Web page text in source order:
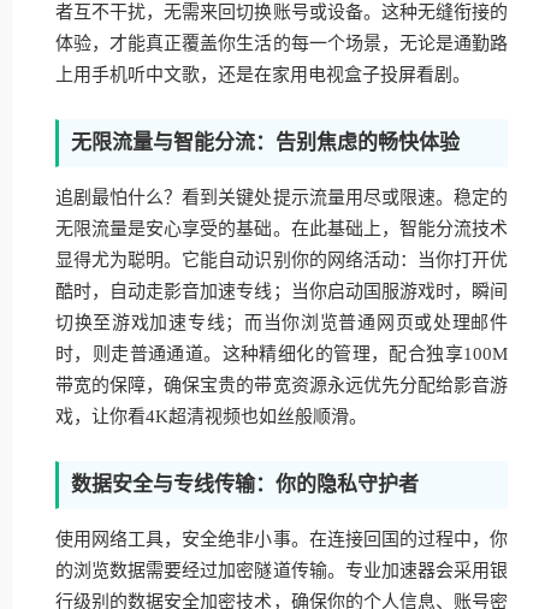
者互不干扰，无需来回切换账号或设备。这种无缝衔接的
体验，才能真正覆盖你生活的每一个场景，无论是通勤路
上用手机听中文歌，还是在家用电视盒子投屏看剧。
无限流量与智能分流：告别焦虑的畅快体验
追剧最怕什么？看到关键处提示流量用尽或限速。稳定的
无限流量是安心享受的基础。在此基础上，智能分流技术
显得尤为聪明。它能自动识别你的网络活动：当你打开优
酷时，自动走影音加速专线；当你启动国服游戏时，瞬间
切换至游戏加速专线；而当你浏览普通网页或处理邮件
时，则走普通通道。这种精细化的管理，配合独享100M
带宽的保障，确保宝贵的带宽资源永远优先分配给影音游
戏，让你看4K超清视频也如丝般顺滑。
数据安全与专线传输：你的隐私守护者
使用网络工具，安全绝非小事。在连接回国的过程中，你
的浏览数据需要经过加密隧道传输。专业加速器会采用银
行级别的数据安全加密技术，确保你的个人信息、账号密